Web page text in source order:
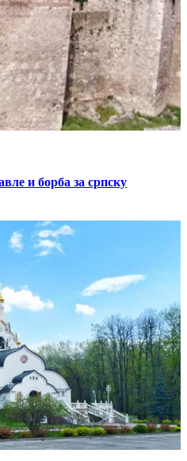
и борба за српску